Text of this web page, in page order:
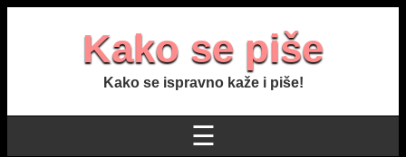
Kako se piše
Kako se ispravno kaže i piše!
☰